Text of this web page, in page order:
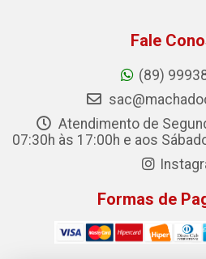
Fale
(89)
Atendimento de
07:30h às 17:00h e aos
Formas de